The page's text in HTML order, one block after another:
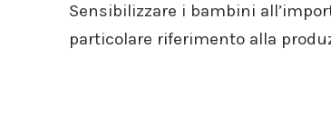
Sensibilizzare i bambini
particolare riferimento alla